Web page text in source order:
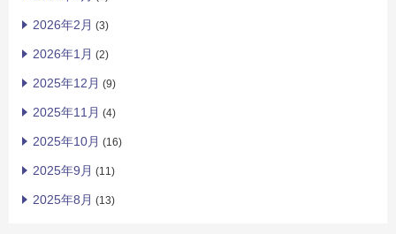
2026年2月 (3)
2026年1月 (2)
2025年12月 (9)
2025年11月 (4)
2025年10月 (16)
2025年9月 (11)
2025年8月 (13)